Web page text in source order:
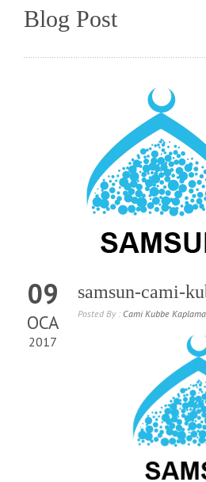
Blog Post
09
OCA
2017
samsun-cami-
Posted By : Cami Kubbe Kaplama